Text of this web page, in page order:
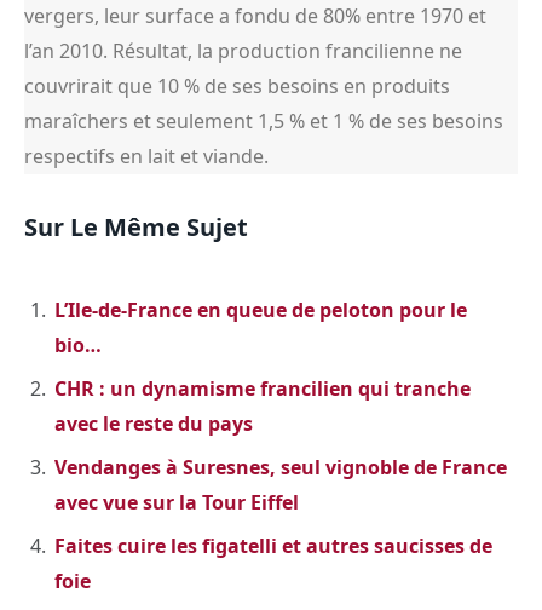
vergers, leur surface a fondu de 80% entre 1970 et
l’an 2010. Résultat, la production francilienne ne
couvrirait que 10 % de ses besoins en produits
maraîchers et seulement 1,5 % et 1 % de ses besoins
respectifs en lait et viande.
Sur Le Même Sujet
L’Ile-de-France en queue de peloton pour le
bio…
CHR : un dynamisme francilien qui tranche
avec le reste du pays
Vendanges à Suresnes, seul vignoble de France
avec vue sur la Tour Eiffel
Faites cuire les figatelli et autres saucisses de
foie